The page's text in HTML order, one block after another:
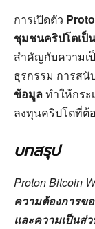
การเปิดตัว
ชุมชนคริปโตเป็
สำคัญกับความเ
ธุรกรรม การส
ข้อมูลทำให้กระ
ลงทุนคริปโตที่ต้
บทสรุป
Proton Bitcoin
ความต้องการข
และความเป็นส่